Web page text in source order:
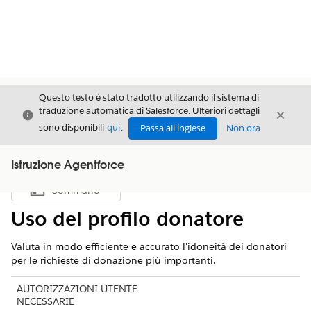
Chiudi
Questo testo è stato tradotto utilizzando il sistema di
traduzione automatica di Salesforce. Ulteriori dettagli
sono disponibili qui. Passa all'inglese Non ora
Chiudi
Istruzione Agentforce
Mostra sommario
Sommario
Uso del profilo donatore
Valuta in modo efficiente e accurato l'idoneità dei donatori
per le richieste di donazione più importanti.
AUTORIZZAZIONI UTENTE
NECESSARIE